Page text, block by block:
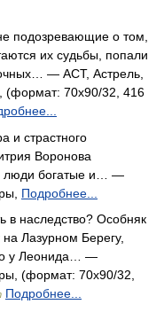
подозревающие о том,
их судьбы, попали
— АСТ, Астрель,
(формат: 70x90/32, 416
и страстного
Воронова
люди богатые и… —
Подробнее...
в наследство? Особняк
Лазурном Берегу,
у Леонида… —
(формат: 70x90/32,
Подробнее...